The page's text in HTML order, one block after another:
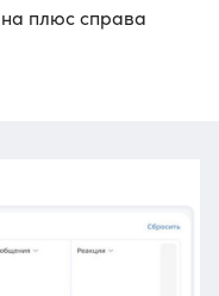
плюс справа